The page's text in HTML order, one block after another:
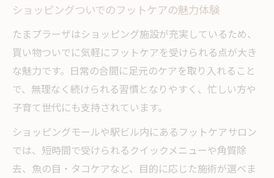
ショッピングついでのフットケアの魅力体験
たまプラーザはショッピング施設が充実しているため、
買い物ついでに気軽にフットケアを受けられる点が大き
な魅力です。日常の合間に足元のケアを取り入れること
で、無理なく続けられる習慣となりやすく、忙しい方や
子育て世代にも支持されています。
ショッピングモールや駅ビル内にあるフットケアサロン
では、短時間で受けられるクイックメニューや角質除
去、魚の目・タコケアなど、目的に応じた施術が選べま